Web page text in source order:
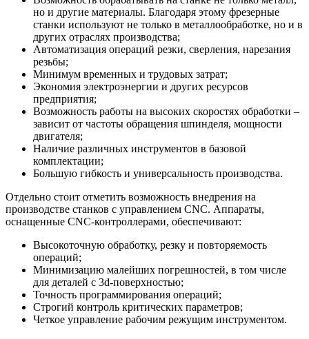
но и другие материалы. Благодаря этому фрезерные
станки используют не только в металлообработке, но и в
других отраслях производства;
Автоматизация операций резки, сверления, нарезания
резьбы;
Минимум временных и трудовых затрат;
Экономия электроэнергии и других ресурсов
предприятия;
Возможность работы на высоких скоростях обработки –
зависит от частоты обращения шпинделя, мощности
двигателя;
Наличие различных инструментов в базовой
комплектации;
Большую гибкость и универсальность производства.
Отдельно стоит отметить возможность внедрения на
производстве станков с управлением CNC. Аппараты,
оснащенные CNC-контроллерами, обеспечивают:
Высокоточную обработку, резку и повторяемость
операций;
Минимизацию малейших погрешностей, в том числе
для деталей с 3d-поверхностью;
Точность программирования операций;
Строгий контроль критических параметров;
Четкое управление рабочим режущим инструментом.